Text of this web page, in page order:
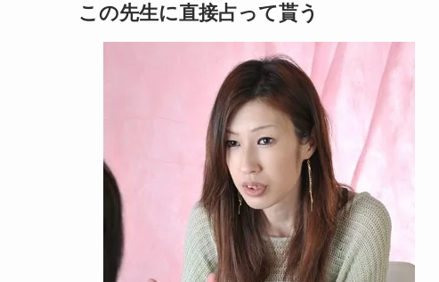
この先生に直接占って貰う